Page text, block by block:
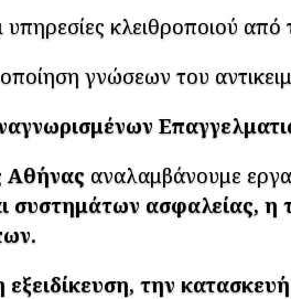
υπηρεσίες κλειθροποιού από
γνώσεων του
Αθήνας αναλαμβάνουμε
συστημάτων ασφαλείας,
την